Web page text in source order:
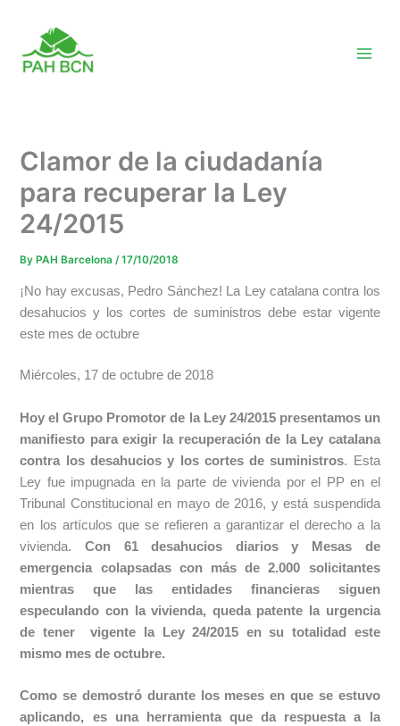
content
Clamor de la ciudadanía
para recuperar la Ley
24/2015
By PAH Barcelona/17/10/2018
¡No hay excusas, Pedro Sánchez! La Ley catalana contra los
desahucios y los cortes de suministros debe estar vigente
este mes de octubre
Miércoles, 17 de octubre de 2018
Hoy el Grupo Promotor de la Ley 24/2015 presentamos un
manifiesto para exigir la recuperación de la Ley catalana
contra los desahucios y los cortes de suministros. Esta
Ley fue impugnada en la parte de vivienda por el PP en el
Tribunal Constitucional en mayo de 2016, y está suspendida
en los artículos que se refieren a garantizar el derecho a la
vivienda.Con 61 desahucios diarios y Mesas de
emergencia colapsadas con más de 2.000 solicitantes
mientras que las entidades financierassiguen
especulando con la vivienda, queda patente la urgencia
de tener vigente la Ley 24/2015 en su totalidad este
mismo mes de octubre.
Como se demostró durante los meses en que se estuvo
aplicando, es una herramienta que da respuesta a la